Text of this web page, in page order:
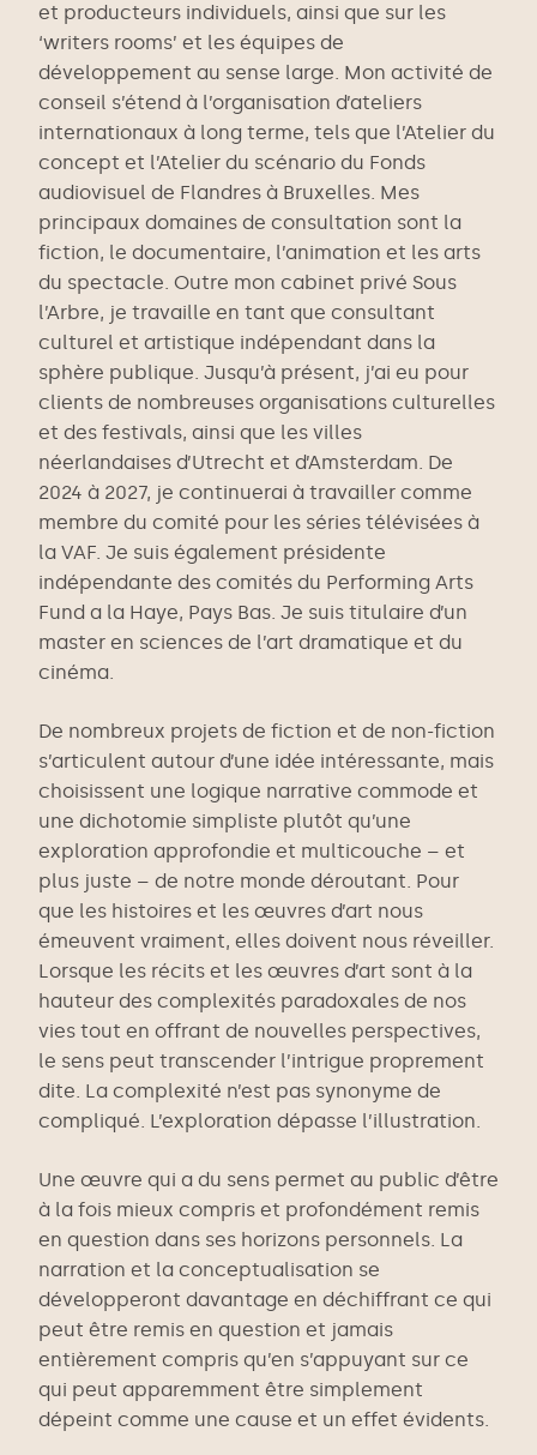
et producteurs individuels, ainsi que sur les
‘writers rooms’ et les équipes de
développement au sense large. Mon activité de
conseil s’étend à l’organisation d’ateliers
internationaux à long terme, tels que l’Atelier du
concept et l’Atelier du scénario du Fonds
audiovisuel de Flandres à Bruxelles. Mes
principaux domaines de consultation sont la
fiction, le documentaire, l’animation et les arts
du spectacle. Outre mon cabinet privé Sous
l’Arbre, je travaille en tant que consultant
culturel et artistique indépendant dans la
sphère publique. Jusqu’à présent, j’ai eu pour
clients de nombreuses organisations culturelles
et des festivals, ainsi que les villes
néerlandaises d’Utrecht et d’Amsterdam. De
2024 à 2027, je continuerai à travailler comme
membre du comité pour les séries télévisées à
la VAF. Je suis également présidente
indépendante des comités du Performing Arts
Fund a la Haye, Pays Bas. Je suis titulaire d’un
master en sciences de l’art dramatique et du
cinéma.
De nombreux projets de fiction et de non-fiction
s’articulent autour d’une idée intéressante, mais
choisissent une logique narrative commode et
une dichotomie simpliste plutôt qu’une
exploration approfondie et multicouche – et
plus juste – de notre monde déroutant. Pour
que les histoires et les œuvres d’art nous
émeuvent vraiment, elles doivent nous réveiller.
Lorsque les récits et les œuvres d’art sont à la
hauteur des complexités paradoxales de nos
vies tout en offrant de nouvelles perspectives,
le sens peut transcender l’intrigue proprement
dite. La complexité n’est pas synonyme de
compliqué. L’exploration dépasse l’illustration.
Une œuvre qui a du sens permet au public d’être
à la fois mieux compris et profondément remis
en question dans ses horizons personnels. La
narration et la conceptualisation se
développeront davantage en déchiffrant ce qui
peut être remis en question et jamais
entièrement compris qu’en s’appuyant sur ce
qui peut apparemment être simplement
dépeint comme une cause et un effet évidents.